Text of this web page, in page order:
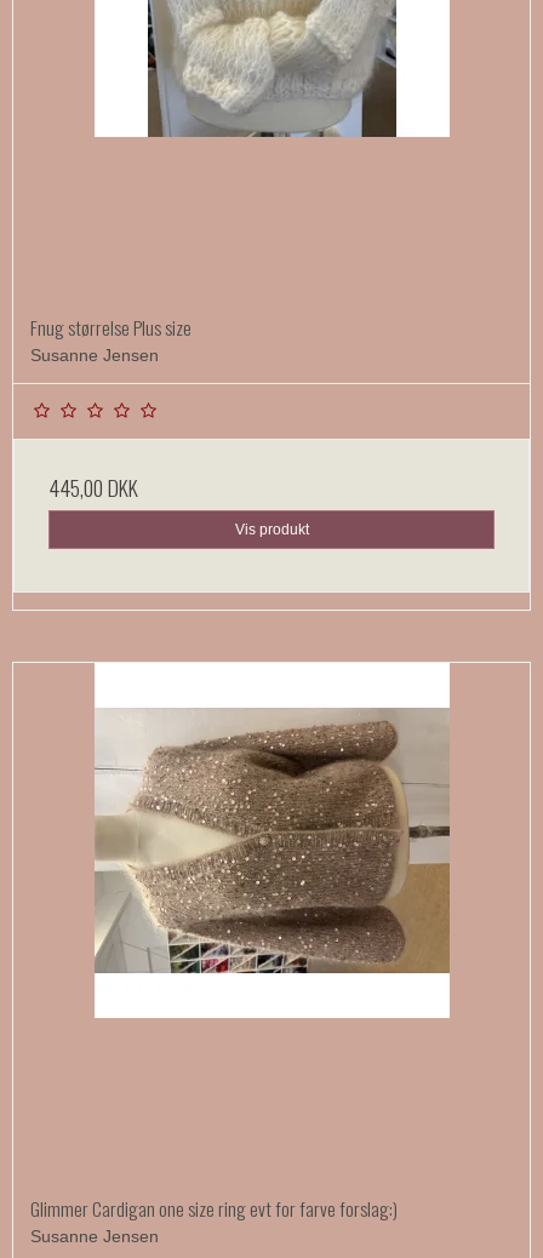
Fnug størrelse Plus size
Susanne Jensen
445,00 DKK
Vis produkt
Glimmer Cardigan one size ring evt for farve forslag:)
Susanne Jensen